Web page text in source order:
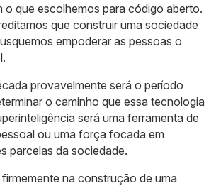
o que escolhemos para código aberto.
que construir uma sociedade
empoderar as pessoas o
provavelmente será o período
o caminho que essa tecnologia
será uma ferramenta de
ou uma força focada em
parcelas da sociedade.
na construção de uma